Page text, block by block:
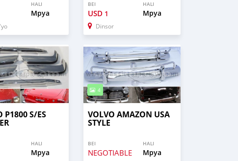
HALI
Mpya
BEI
USD 1
HALI
Mpya
Dinsor
P1800 S/ES
HALI
Mpya
4
VOLVO AMAZON USA
STYLE
BEI
NEGOTIABLE
HALI
Mpya